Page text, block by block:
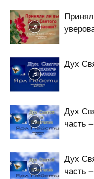
Дух
Дух
часть
Дух
часть